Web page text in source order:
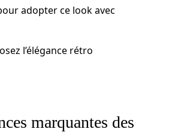
adopter ce look avec
l’élégance rétro
marquantes des